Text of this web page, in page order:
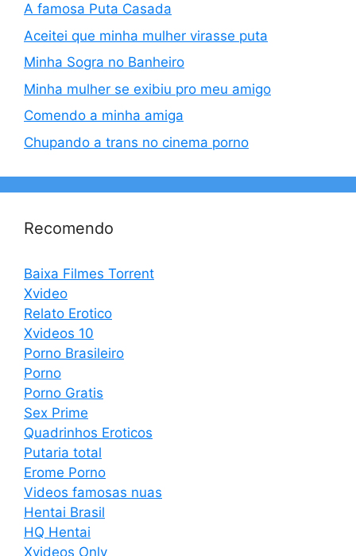
A famosa Puta Casada
Aceitei que minha mulher virasse puta
Minha Sogra no Banheiro
Minha mulher se exibiu pro meu amigo
Comendo a minha amiga
Chupando a trans no cinema porno
Recomendo
Baixa Filmes Torrent
Xvideo
Relato Erotico
Xvideos 10
Porno Brasileiro
Porno
Porno Gratis
Sex Prime
Quadrinhos Eroticos
Putaria total
Erome Porno
Videos famosas nuas
Hentai Brasil
HQ Hentai
Xvideos Only